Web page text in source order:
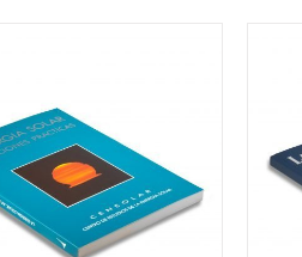
AÑADIR AL CARRITO
/
DETALLES